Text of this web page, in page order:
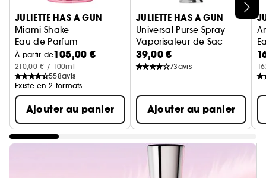
Ignorer le carrousel produits
JULIETTE HAS A GUN
Miami Shake
Eau de Parfum
À partir de105,00 €
210,00 € / 100ml
558avis
Existe en 2 formats
Ajouter au panier
JULIETTE HAS A GUN
Universal Purse Spray
Vaporisateur de Sac
39,00 €
73avis
Ajouter au panier